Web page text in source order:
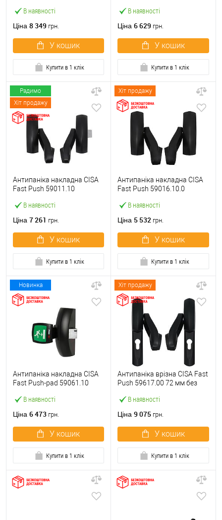
В наявності
Ціна 8 349 грн.
У кошик
Купити в 1 клік
В наявності
Ціна 6 629 грн.
У кошик
Купити в 1 клік
Радимо
Хіт продажу
В наявності
Антипаніка накладна CISA
Fast Push 59011.10
штанги
Ціна 7 261 грн.
У кошик
Купити в 1 клік
Хіт продажу
В наявності
Антипаніка накладна CISA
Fast Push 59016.10.0
штанги
Ціна 5 532 грн.
У кошик
Купити в 1 клік
Новинка
В наявності
Антипаніка накладна CISA
Fast Push-pad 59061.10
Ціна 6 473 грн.
У кошик
Купити в 1 клік
Хіт продажу
В наявності
Антипаніка врізна CISA Fast
Push 59617.00 72 мм без
Ціна 9 075 грн.
У кошик
Купити в 1 клік